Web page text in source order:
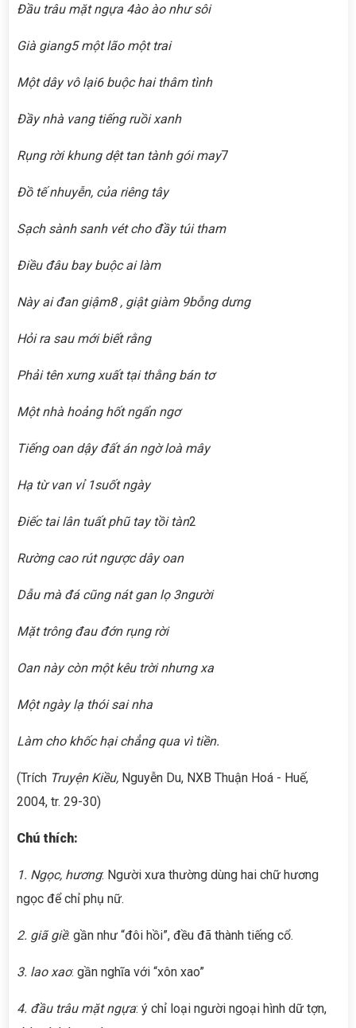
Đầu trâu mặt ngựa 4ào ào như sôi
Già giang5 một lão một trai
Một dây vô lại6 buộc hai thâm tình
Đầy nhà vang tiếng ruồi xanh
Rụng rời khung dệt tan tành gói may7
Đồ tế nhuyễn, của riêng tây
Sạch sành sanh vét cho đầy túi tham
Điều đâu bay buộc ai làm
Này ai đan giậm8 , giật giàm 9bỗng dưng
Hỏi ra sau mới biết rằng
Phải tên xưng xuất tại thằng bán tơ
Một nhà hoảng hốt ngẩn ngơ
Tiếng oan dậy đất án ngờ loà mây
Hạ từ van vỉ 1suốt ngày
Điếc tai lân tuất phũ tay tồi tàn2
Rường cao rút ngược dây oan
Dẫu mà đá cũng nát gan lọ 3người
Mặt trông đau đớn rụng rời
Oan này còn một kêu trời nhưng xa
Một ngày lạ thói sai nha
Làm cho khốc hại chẳng qua vì tiền.
(Trích Truyện Kiều, Nguyễn Du, NXB Thuận Hoá - Huế,
2004, tr. 29-30)
Chú thích:
1. Ngọc, hương: Người xưa thường dùng hai chữ hương
ngọc để chỉ phụ nữ.
2. giã giề: gần như “đôi hồi”, đều đã thành tiếng cổ.
3. lao xao: gần nghĩa với “xôn xao”
4. đầu trâu mặt ngựa: ý chỉ loại người ngoại hình dữ tợn,